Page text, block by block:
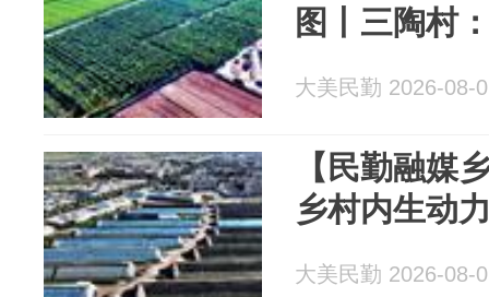
图丨三陶村
大美民勤 2026-08-
【民勤融媒
乡村内生动
大美民勤 2026-08-